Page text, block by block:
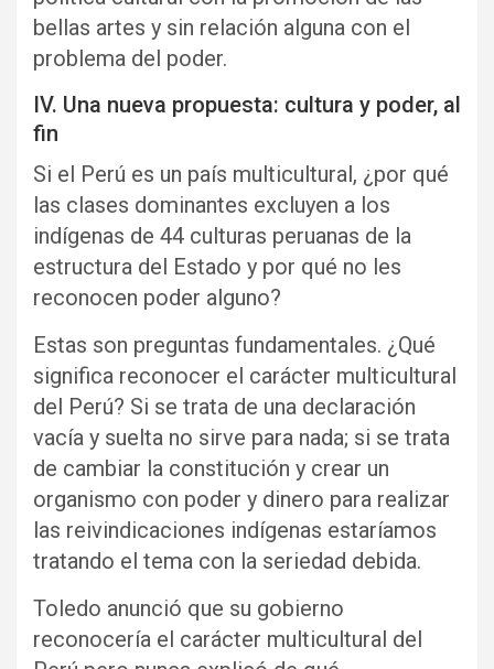
bellas artes y sin relación alguna con el
problema del poder.
IV. Una nueva propuesta: cultura y poder, al
fin
Si el Perú es un país multicultural, ¿por qué
las clases dominantes excluyen a los
indígenas de 44 culturas peruanas de la
estructura del Estado y por qué no les
reconocen poder alguno?
Estas son preguntas fundamentales. ¿Qué
significa reconocer el carácter multicultural
del Perú? Si se trata de una declaración
vacía y suelta no sirve para nada; si se trata
de cambiar la constitución y crear un
organismo con poder y dinero para realizar
las reivindicaciones indígenas estaríamos
tratando el tema con la seriedad debida.
Toledo anunció que su gobierno
reconocería el carácter multicultural del